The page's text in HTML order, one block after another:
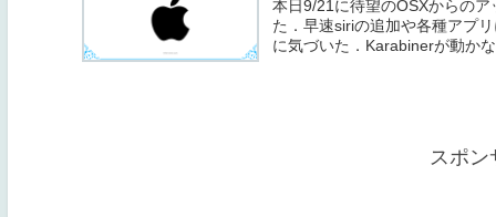
本日9/21に待望のOSXからの
た．早速siriの追加や各種アプ
に気づいた．Karabinerが動か
スポン